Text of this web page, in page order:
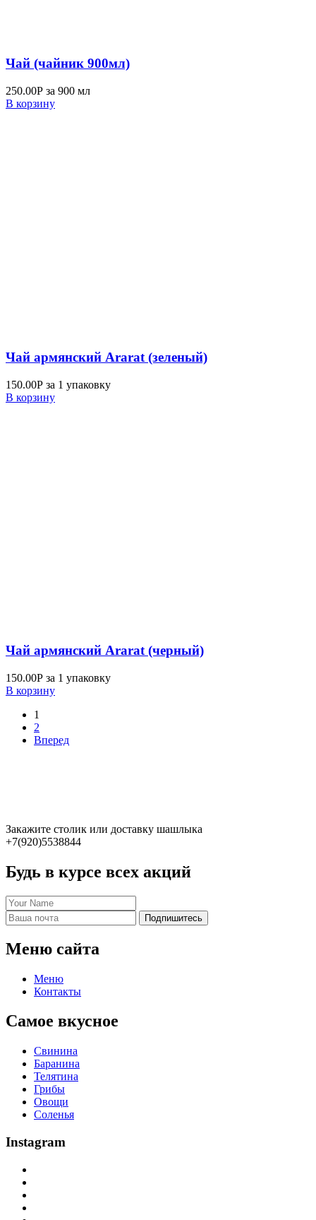
Чай (чайник 900мл)
250.00Р за 900 мл
В корзину
Чай армянский Ararat (зеленый)
150.00Р за 1 упаковку
В корзину
Чай армянский Ararat (черный)
150.00Р за 1 упаковку
В корзину
1
2
Вперед
Закажите столик или доставку шашлыка
+7(920)5538844
Будь в курсе всех акций
Подпишитесь
Меню сайта
Меню
Контакты
Самое вкусное
Свинина
Баранина
Телятина
Грибы
Овощи
Соленья
Instagram